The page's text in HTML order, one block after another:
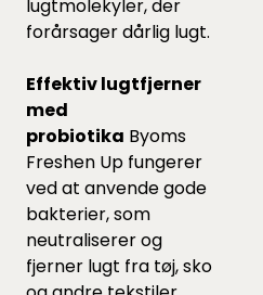
lugtmolekyler, der
forårsager dårlig lugt.
Effektiv lugtfjerner
med
probiotika Byoms
Freshen Up fungerer
ved at anvende gode
bakterier, som
neutraliserer og
fjerner lugt fra tøj, sko